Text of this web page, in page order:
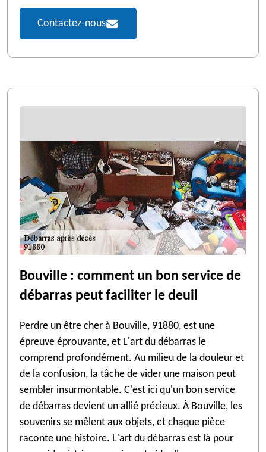
Contactez-nous
Bouville : comment un bon service de
débarras peut faciliter le deuil
Perdre un être cher à Bouville, 91880, est une
épreuve éprouvante, et L'art du débarras le
comprend profondément. Au milieu de la douleur et
de la confusion, la tâche de vider une maison peut
sembler insurmontable. C'est ici qu'un bon service
de débarras devient un allié précieux. À Bouville, les
souvenirs se mêlent aux objets, et chaque pièce
raconte une histoire. L'art du débarras est là pour